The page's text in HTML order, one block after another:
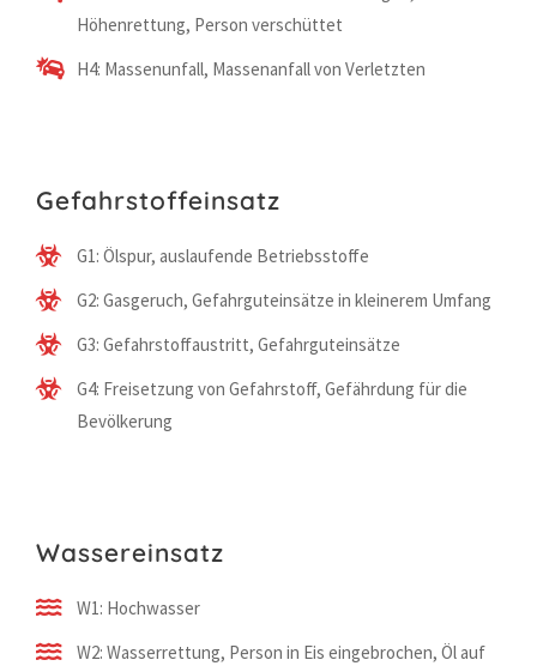
Höhenrettung, Person verschüttet
H4: Massenunfall, Massenanfall von Verletzten
Gefahrstoffeinsatz
G1: Ölspur, auslaufende Betriebsstoffe
G2: Gasgeruch, Gefahrguteinsätze in kleinerem Umfang
G3: Gefahrstoffaustritt, Gefahrguteinsätze
G4: Freisetzung von Gefahrstoff, Gefährdung für die
Bevölkerung
Wassereinsatz
W1: Hochwasser
W2: Wasserrettung, Person in Eis eingebrochen, Öl auf